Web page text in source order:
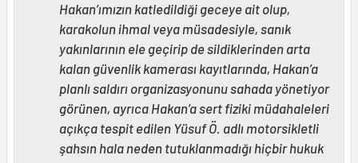
Hakan’ımızın katledildiği geceye ait olup,
karakolun ihmal veya müsadesiyle, sanık
yakınlarının ele geçirip de sildiklerinden arta
kalan güvenlik kamerası kayıtlarında, Hakan’a
planlı saldırı organizasyonunu sahada yönetiyor
görünen, ayrıca Hakan’a sert fiziki müdahaleleri
açıkça tespit edilen Yüsuf Ö. adlı motorsikletli
şahsın hala neden tutuklanmadığı hiçbir hukuk